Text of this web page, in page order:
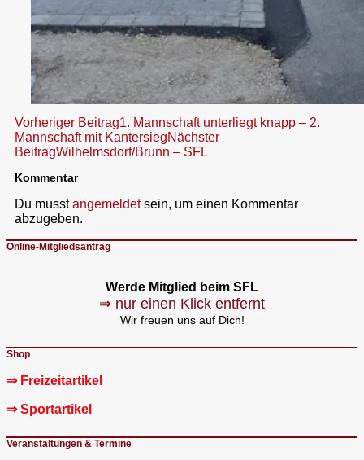
Beitragsnavigation
Vorheriger Beitrag1. Mannschaft unterliegt knapp – 2.
Mannschaft mit KantersiegNächster
BeitragWilhelmsdorf/Brunn – SFL
Kommentar
Du musstangemeldetsein, um einen Kommentar
abzugeben.
Online-Mitgliedsantrag
Werde Mitglied beim SFL
⇒ nur einen Klick entfernt
Wir freuen uns auf Dich!
Shop
⇒ Freizeitartikel
⇒ Sportartikel
Veranstaltungen & Termine